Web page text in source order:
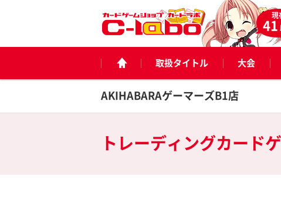
現
41
取扱タイトル 大会
AKIHABARAゲーマーズB1店
トレーディングカード